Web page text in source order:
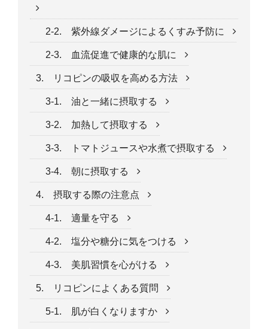
2-2. 紫外線ダメージによるくすみ予防に
2-3. 血流促進で健康的な肌に
3. リコピンの吸収を高める方法
3-1. 油と一緒に摂取する
3-2. 加熱して摂取する
3-3. トマトジュースや水煮で摂取する
3-4. 朝に摂取する
4. 摂取する際の注意点
4-1. 適量を守る
4-2. 塩分や糖分に気をつける
4-3. 美肌習慣を心がける
5. リコピンによくある質問
5-1. 肌が白くなりますか